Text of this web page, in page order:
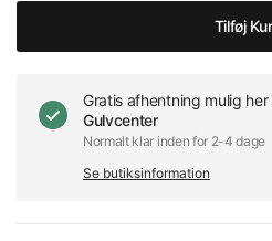
Tilføj
Gratis afhentning mulig her
Gulvcenter
Normalt klar inden for 2-4 dage
Se butiksinformation